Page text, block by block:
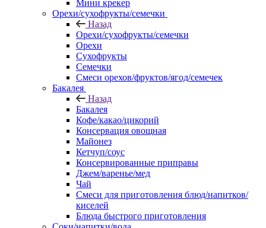
Мини крекер
Орехи/сухофрукты/семечки
Назад
Орехи/сухофрукты/семечки
Орехи
Сухофрукты
Семечки
Смеси орехов/фруктов/ягод/семечек
Бакалея
Назад
Бакалея
Кофе/какао/цикорий
Консервация овощная
Майонез
Кетчуп/соус
Консервированные приправы
Джем/варенье/мед
Чай
Смеси для приготовления блюд/напитков/
киселей
Блюда быстрого приготовления